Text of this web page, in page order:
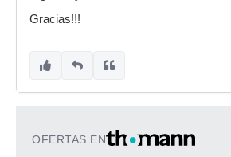
Gracias!!!
OFERTAS EN